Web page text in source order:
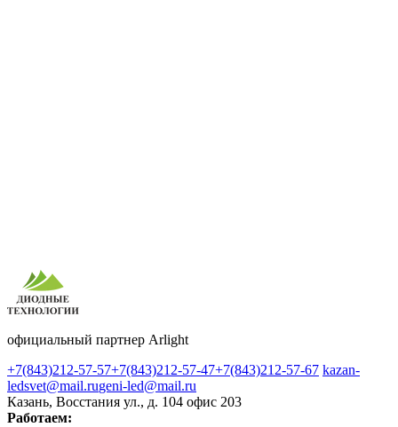
официальный партнер Arlight
+7(843)212-57-57+7(843)212-57-47+7(843)212-57-67 kazan-
ledsvet@mail.rugeni-led@mail.ru
Казань, Восстания ул., д. 104 офис 203
Работаем: